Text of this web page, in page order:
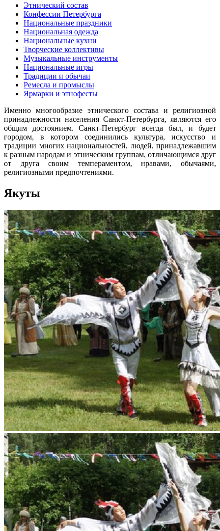
Этнический состав
Конфессии Петербурга
Национальные праздники
Национальная одежда
Национальные кухни
Творческие коллективы
Музыкальные инструменты
Национальные игры
Традиции и обычаи
Ремесла и промыслы
Ярмарки и этнофесты
Именно многообразие этнического состава и религиозной
принадлежности населения Санкт-Петербурга, являются его
общим достоянием. Санкт-Петербург всегда был, и будет
городом, в котором соединились культура, искусство и
традиции многих национальностей, людей, принадлежавшим
к разным народам и этническим группам, отличающимся друг
от друга своим темпераментом, нравами, обычаями,
религиозными предпочтениями.
Якуты